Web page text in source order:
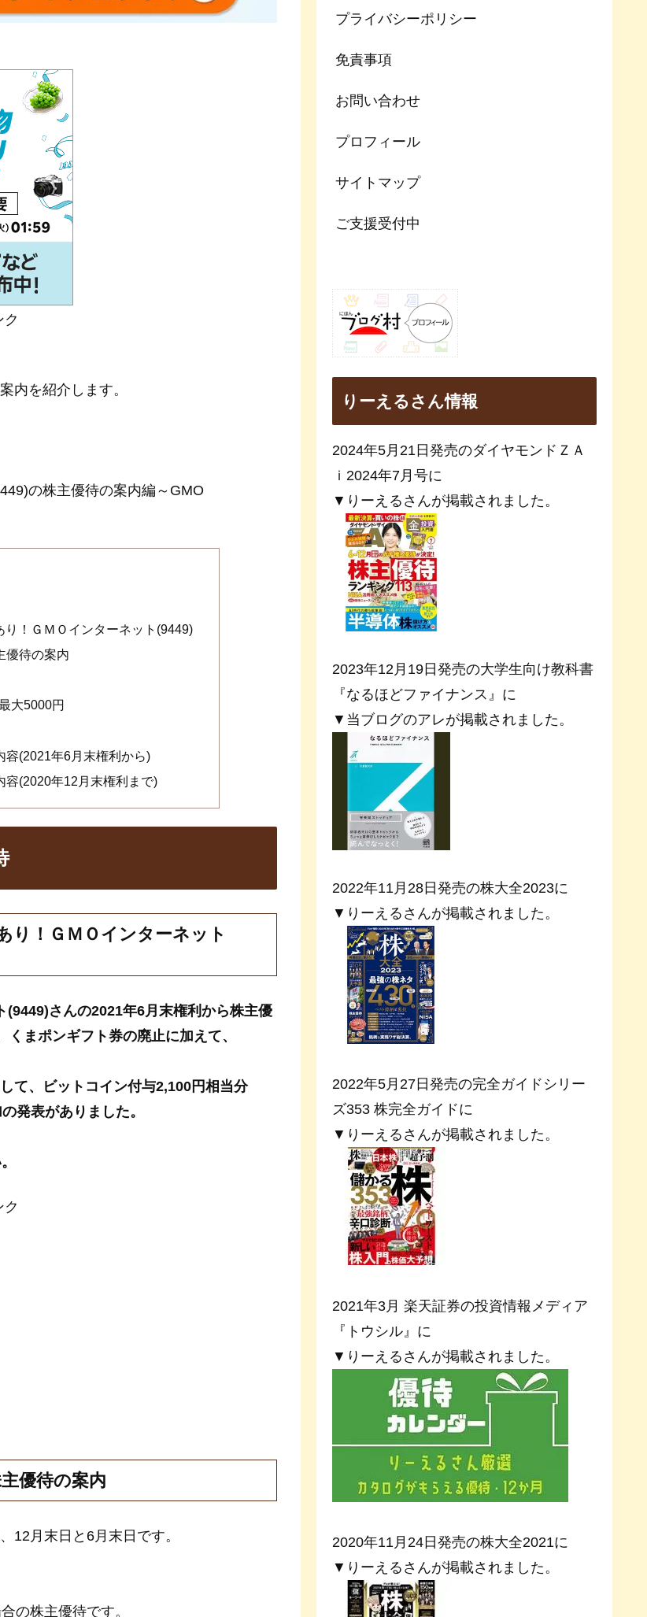
ク
内を紹介します。
の株主優待の案内編～GMO
！ＧＭＯインターネット(9449)
優待の案内
大5000円
容(2021年6月末権利から)
容(2020年12月末権利まで)
り！ＧＭＯインターネット
さんの2021年6月末権利から株主優
まポンギフト券の廃止に加えて、
て、ビットコイン付与2,100円相当分
発表がありました。
ク
優待の案内
12月末日と6月末日です。
の株主優待です。
プライバシーポリシー
免責事項
お問い合わせ
プロフィール
サイトマップ
ご支援受付中
りーえるさん情報
2024年5月21日発売のダイヤモンドＺＡ
ｉ2024年7月号に
▼りーえるさんが掲載されました。
2023年12月19日発売の大学生向け教科書
『なるほどファイナンス』に
▼当ブログのアレが掲載されました。
2022年11月28日発売の株大全2023に
▼りーえるさんが掲載されました。
2022年5月27日発売の完全ガイドシリー
ズ353 株完全ガイドに
▼りーえるさんが掲載されました。
2021年3月 楽天証券の投資情報メディア
『トウシル』に
▼りーえるさんが掲載されました。
2020年11月24日発売の株大全2021に
▼りーえるさんが掲載されました。